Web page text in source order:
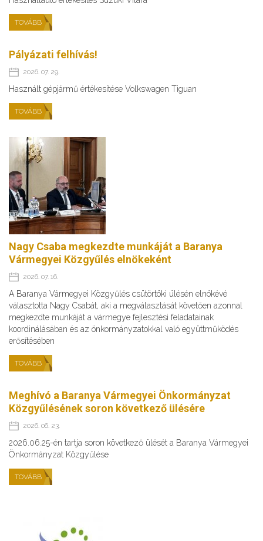
TOVÁBB
Pályázati felhívás!
2026. 07. 29.
Használt gépjármű értékesítése Volkswagen Tiguan
TOVÁBB
Nagy Csaba megkezdte munkáját a Baranya
Vármegyei Közgyűlés elnökeként
2026. 07. 16.
A Baranya Vármegyei Közgyűlés csütörtöki ülésén elnökévé
választotta Nagy Csabát, aki a megválasztását követően azonnal
megkezdte munkáját a vármegye fejlesztési feladatainak
koordinálásában és az önkormányzatokkal való együttműködés
erősítésében
TOVÁBB
Meghívó a Baranya Vármegyei Önkormányzat
Közgyűlésének soron következő ülésére
2026. 06. 23.
2026.06.25-én tartja soron következő ülését a Baranya Vármegyei
Önkormányzat Közgyűlése
TOVÁBB